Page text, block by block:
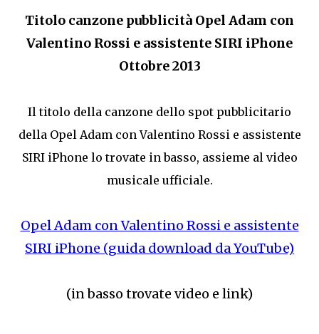
Titolo canzone pubblicità Opel Adam con
Valentino Rossi e assistente SIRI iPhone
Ottobre 2013
Il titolo della canzone dello spot pubblicitario
della Opel Adam con Valentino Rossi e assistente
SIRI iPhone lo trovate in basso, assieme al video
musicale ufficiale.
Opel Adam con Valentino Rossi e assistente
SIRI iPhone (guida download da YouTube)
(in basso trovate video e link)